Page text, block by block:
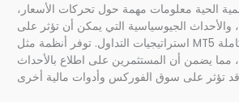
الحية معلومات مهمة حول تحركات الأسعار،
والأحداث الجيوسياسية التي يمكن أن تؤثر على
استراتيجيات التداول. توفر أنظمة مثل MT5 مصادر معلومات متكاملة
مما يضمن أن المستثمرين على اطلاع بالأحداث